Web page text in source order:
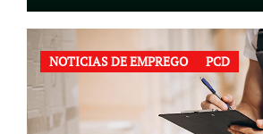
NOTICIAS DE EMPREGO PCD